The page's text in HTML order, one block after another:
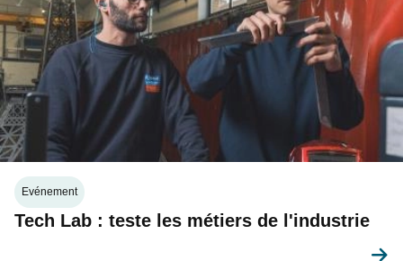
Evénement
Tech Lab : teste les métiers de l'industrie